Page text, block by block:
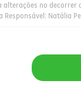
alterações no decorrer
Natália